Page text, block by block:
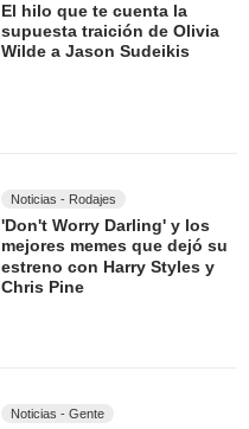
El hilo que te cuenta la
supuesta traición de Olivia
Wilde a Jason Sudeikis
Noticias - Rodajes
'Don't Worry Darling' y los
mejores memes que dejó su
estreno con Harry Styles y
Chris Pine
Noticias - Gente